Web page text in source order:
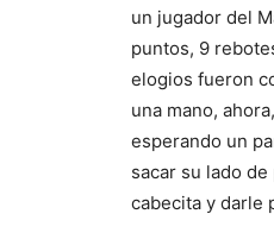
un jugador del
puntos, 9
elogios fueron
una mano,
esperando un
sacar su lado
cabecita y darle